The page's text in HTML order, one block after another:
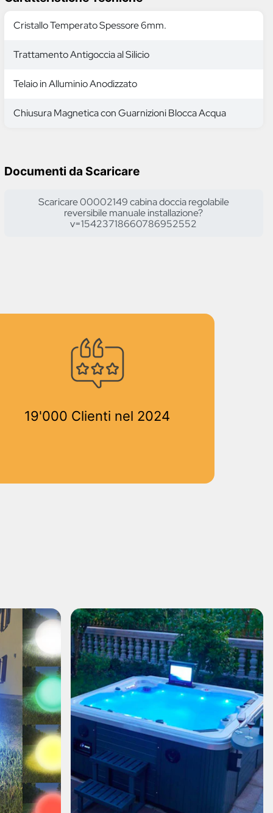
Cristallo Temperato Spessore 6mm.
Trattamento Antigoccia al Silicio
Telaio in Alluminio Anodizzato
Chiusura Magnetica con Guarnizioni Blocca Acqua
Documenti da Scaricare
Scaricare 00002149 cabina doccia regolabile
reversibile manuale installazione?
v=15423718660786952552
19'000 Clienti nel 2024